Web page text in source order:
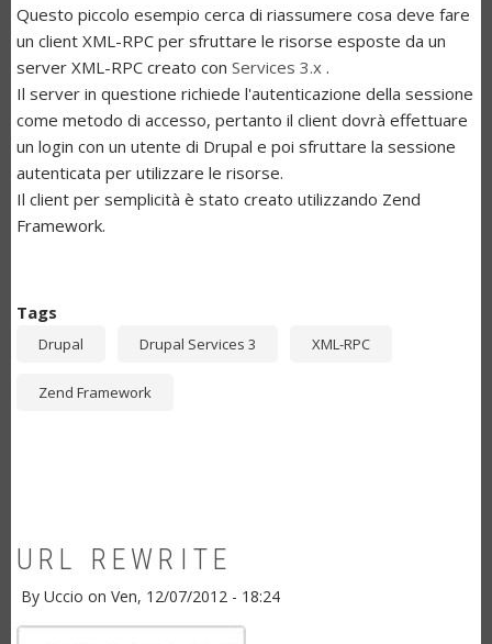
Questo piccolo esempio cerca di riassumere cosa deve fare
un client XML-RPC per sfruttare le risorse esposte da un
server XML-RPC creato con Services 3.x .
Il server in questione richiede l'autenticazione della sessione
come metodo di accesso, pertanto il client dovrà effettuare
un login con un utente di Drupal e poi sfruttare la sessione
autenticata per utilizzare le risorse.
Il client per semplicità è stato creato utilizzando Zend
Framework.
Tags
Drupal Drupal Services 3 XML-RPC
Zend Framework
URL REWRITE
By Uccio on Ven, 12/07/2012 - 18:24